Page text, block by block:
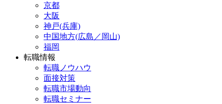
京都
大阪
神戸(兵庫)
中国地方(広島／岡山)
福岡
転職情報
転職ノウハウ
面接対策
転職市場動向
転職セミナー